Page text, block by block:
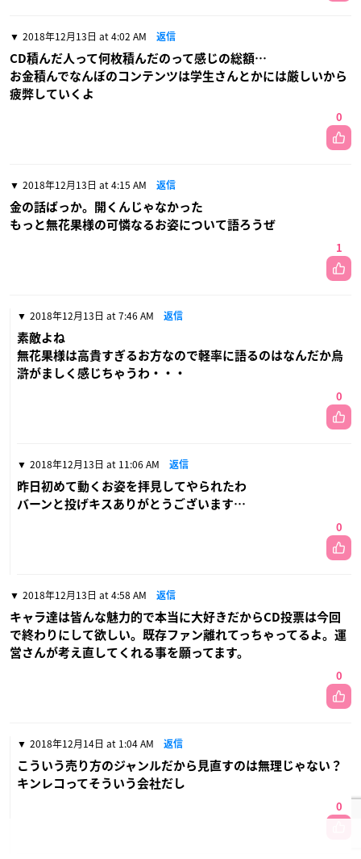
2018年12月13日 at 4:02 AM 返信
CD積んだ人って何枚積んだのって感じの総額…
お金積んでなんぼのコンテンツは学生さんとかには厳しいから
疲弊していくよ
0
2018年12月13日 at 4:15 AM 返信
金の話ばっか。開くんじゃなかった
もっと無花果様の可憐なるお姿について語ろうぜ
1
2018年12月13日 at 7:46 AM 返信
素敵よね
無花果様は高貴すぎるお方なので軽率に語るのはなんだか烏
滸がましく感じちゃうわ・・・
0
2018年12月13日 at 11:06 AM 返信
昨日初めて動くお姿を拝見してやられたわ
バーンと投げキスありがとうございます…
0
2018年12月13日 at 4:58 AM 返信
キャラ達は皆んな魅力的で本当に大好きだからCD投票は今回
で終わりにして欲しい。既存ファン離れてっちゃってるよ。運
営さんが考え直してくれる事を願ってます。
0
2018年12月14日 at 1:04 AM 返信
こういう売り方のジャンルだから見直すのは無理じゃない？
キンレコってそういう会社だし
0